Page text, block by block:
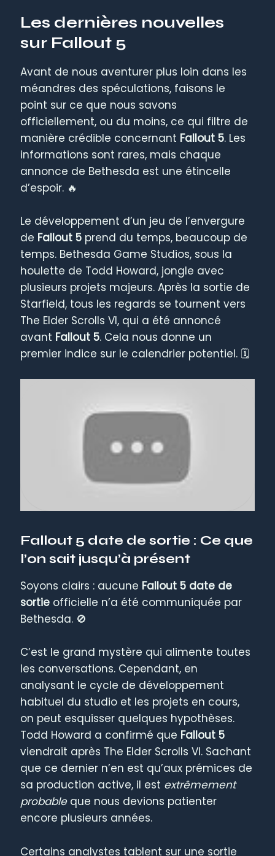
Les dernières nouvelles
sur Fallout 5
Avant de nous aventurer plus loin dans les
méandres des spéculations, faisons le
point sur ce que nous savons
officiellement, ou du moins, ce qui filtre de
manière crédible concernant Fallout 5. Les
informations sont rares, mais chaque
annonce de Bethesda est une étincelle
d’espoir. 🔥
Le développement d’un jeu de l’envergure
de Fallout 5 prend du temps, beaucoup de
temps. Bethesda Game Studios, sous la
houlette de Todd Howard, jongle avec
plusieurs projets majeurs. Après la sortie de
Starfield, tous les regards se tournent vers
The Elder Scrolls VI, qui a été annoncé
avant Fallout 5. Cela nous donne un
premier indice sur le calendrier potentiel. 🗓️
Fallout 5 date de sortie : Ce que
l’on sait jusqu’à présent
Soyons clairs : aucune Fallout 5 date de
sortie officielle n’a été communiquée par
Bethesda. 🚫
C’est le grand mystère qui alimente toutes
les conversations. Cependant, en
analysant le cycle de développement
habituel du studio et les projets en cours,
on peut esquisser quelques hypothèses.
Todd Howard a confirmé que Fallout 5
viendrait après The Elder Scrolls VI. Sachant
que ce dernier n’en est qu’aux prémices de
sa production active, il est extrêmement
probableque nous devions patienter
encore plusieurs années.
Certains analystes tablent sur une sortie